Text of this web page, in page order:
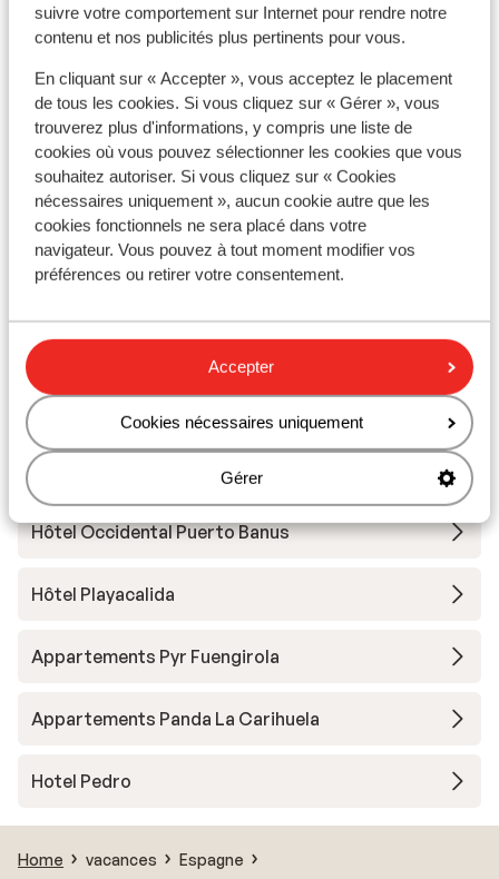
suivre votre comportement sur Internet pour rendre notre
contenu et nos publicités plus pertinents pour vous.
En cliquant sur « Accepter », vous acceptez le placement
de tous les cookies. Si vous cliquez sur « Gérer », vous
trouverez plus d'informations, y compris une liste de
cookies où vous pouvez sélectionner les cookies que vous
souhaitez autoriser. Si vous cliquez sur « Cookies
nécessaires uniquement », aucun cookie autre que les
cookies fonctionnels ne sera placé dans votre
navigateur. Vous pouvez à tout moment modifier vos
préférences ou retirer votre consentement.
Accepter
Cookies nécessaires uniquement
Gérer
Hôtel Helios Costa Tropical
Appart'hôtel Bajondillo
Hôtel Meliá Costa del Sol
Iberostar Waves Malaga Playa
Hotel Occidental Fuengirola
Hôtel Carmen Teresa
Ibersol Almuñecar Beach & Spa
Hôtel Globales Gardenia
Hôtel Occidental Puerto Banus
Hôtel Playacalida
Appartements Pyr Fuengirola
Appartements Panda La Carihuela
Hotel Pedro
Home vacances
Espagne